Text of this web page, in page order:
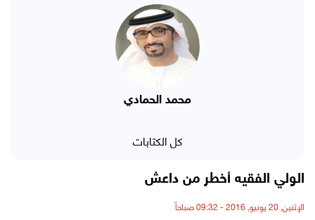
محمد الحمادي
كل الكتابات
الولي الفقيه أخطر من داعش
الإثنين, 20 يونيو, 2016 - 09:32 صباحاً